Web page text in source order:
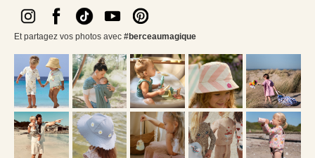
Et partagez vos photos avec #berceaumagique